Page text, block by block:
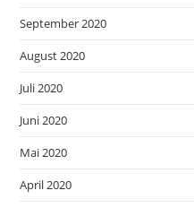
September 2020
August 2020
Juli 2020
Juni 2020
Mai 2020
April 2020